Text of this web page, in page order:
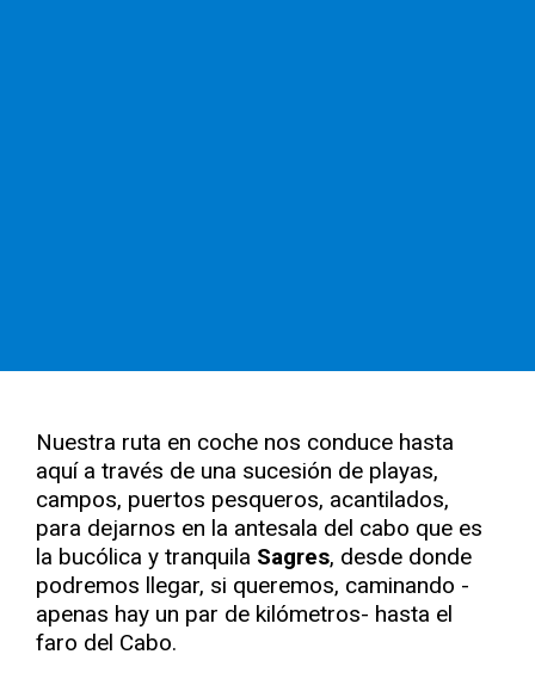
Nuestra ruta en coche nos conduce hasta
aquí a través de una sucesión de playas,
campos, puertos pesqueros, acantilados,
para dejarnos en la antesala del cabo que es
la bucólica y tranquila Sagres, desde donde
podremos llegar, si queremos, caminando -
apenas hay un par de kilómetros- hasta el
faro del Cabo.